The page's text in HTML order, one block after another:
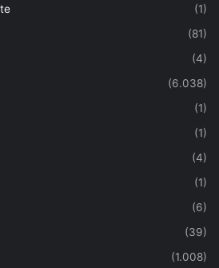
(1)
(81)
(4)
(6.038)
(1)
(1)
(4)
(1)
(6)
(39)
(1.008)